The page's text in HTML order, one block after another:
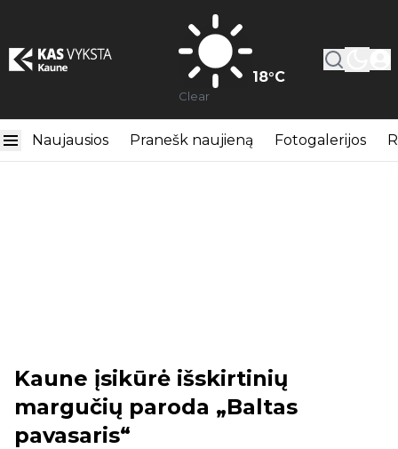
18°C
Clear
Naujausios Pranešk naujieną Fotogalerijos
Kaune įsikūrė išskirtinių
margučių paroda „Baltas
pavasaris“